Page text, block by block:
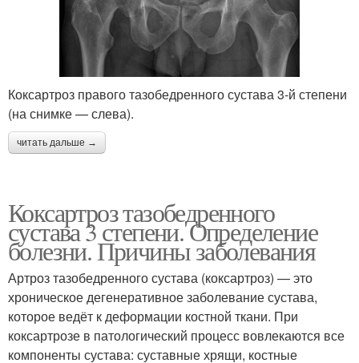
Коксартроз правого тазобедренного сустава 3-й степени
(на снимке — слева).
читать дальше →
Коксартроз тазобедренного
сустава 3 степени. Определение
болезни. Причины заболевания
Артроз тазобедренного сустава (коксартроз) — это
хроническое дегенеративное заболевание сустава,
которое ведёт к деформации костной ткани. При
коксартрозе в патологический процесс вовлекаются все
компоненты сустава: суставные хрящи, костные